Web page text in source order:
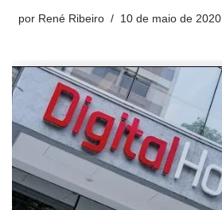
por René Ribeiro 10 de maio de 2020